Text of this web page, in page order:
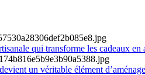
qui transforme les cadeaux en
un véritable élément